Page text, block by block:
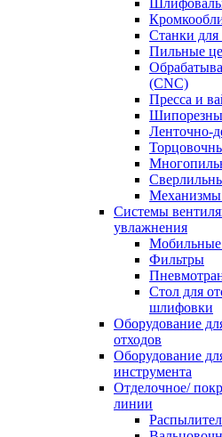
Станки для
Пильные
(CNC)
Пресса и
Ленточно-
Механизмы
Системы
увлажнения
Мобильные
Фильтры
Стол для
шлифовки
Оборудование
отходов
Оборудование
инструмента
Отделочное/
линии